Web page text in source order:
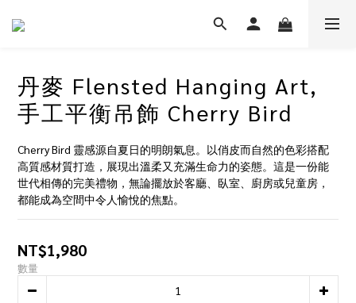
丹麥 Flensted Hanging Art,
手工平衡吊飾 Cherry Bird
Cherry Bird 靈感源自夏日的明朗氣息。以俏皮而自然的色彩搭配
高質感材質打造，展現出溫柔又充滿生命力的姿態。這是一份能
世代相傳的完美禮物，無論擺放於客廳、臥室、廚房或兒童房，
都能成為空間中令人愉悅的焦點。
NT$1,980
數量